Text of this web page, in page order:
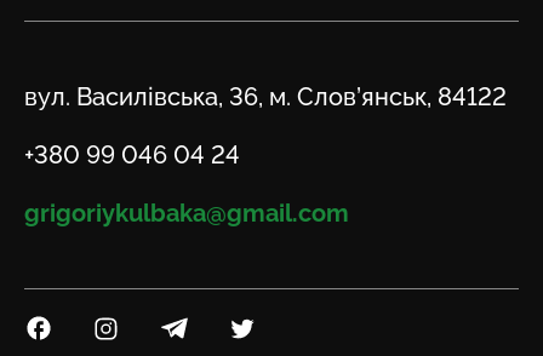
Адреса
вул. Василівська, 36, м. Слов’янськ, 84122
Телефон
+380 99 046 04 24
Email
grigoriykulbaka@gmail.com
Посилання на Facebook
Посилання на Instagram
Посилання на Telegram
Посилання на Twitter